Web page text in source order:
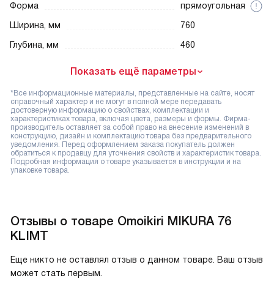
Форма
прямоугольная
Ширина, мм
760
Глубина, мм
460
Показать ещё параметры
*Все информационные материалы, представленные на сайте, носят
справочный характер и не могут в полной мере передавать
достоверную информацию о свойствах, комплектации и
характеристиках товара, включая цвета, размеры и формы. Фирма-
производитель оставляет за собой право на внесение изменений в
конструкцию, дизайн и комплектацию товара без предварительного
уведомления. Перед оформлением заказа покупатель должен
обратиться к продавцу для уточнения свойств и характеристик товара.
Подробная информация о товаре указывается в инструкции и на
упаковке товара.
Отзывы о товаре Omoikiri MIKURA 76
KLIMT
Еще никто не оставлял отзыв о данном товаре. Ваш отзыв
может стать первым.